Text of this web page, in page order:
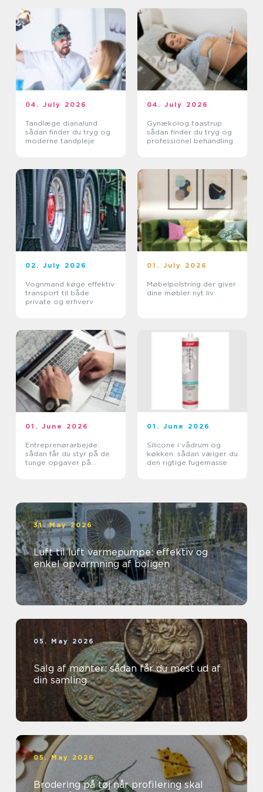
04. July 2026
Tandlæge dianalund
sådan finder du tryg og
moderne tandpleje
04. July 2026
Gynækolog taastrup
sådan finder du tryg og
professionel behandling
02. July 2026
Vognmand køge effektiv
transport til både
private og erhverv
01. July 2026
Møbelpolstring der giver
dine møbler nyt liv
01. June 2026
Entreprenørarbejde:
sådan får du styr på de
tunge opgaver på
01. June 2026
Silicone i vådrum og
køkken: sådan vælger du
den rigtige fugemasse
31. May 2026
Luft til luft varmepumpe: effektiv og
enkel opvarmning af boligen
05. May 2026
Salg af mønter: sådan får du mest ud af
din samling
05. May 2026
Brodering på tøj når profilering skal